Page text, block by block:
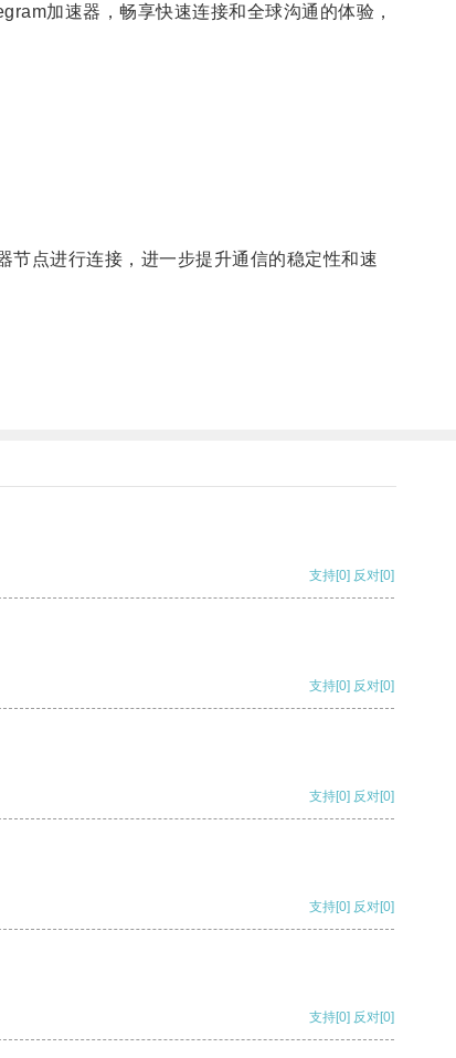
加速器，畅享快速连接和全球沟通的体验，
点进行连接，进一步提升通信的稳定性和速
支持[0] 反对[0]
支持[0] 反对[0]
支持[0] 反对[0]
支持[0] 反对[0]
支持[0] 反对[0]